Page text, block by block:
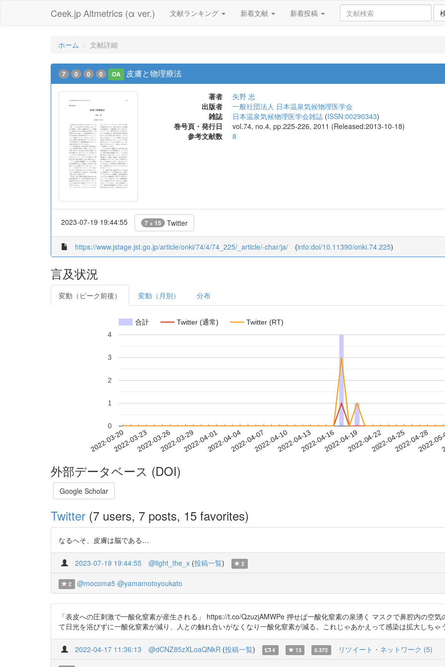
Ceek.jp Altmetrics (α ver.) 文献ランキング 新着文献 新着投稿
ホーム 文献詳細
7 0 0 0 OA 皮膚と物理療法
著者
矢野 忠
出版者
一般社団法人 日本温泉気候物理医学会
雑誌
日本温泉気候物理医学会雑誌 (ISSN:00290343)
巻号頁・発行日
vol.74, no.4, pp.225-226, 2011 (Released:2013-10-18)
参考文献数
8
2023-07-19 19:44:55 7 + 15 Twitter
https://www.jstage.jst.go.jp/article/onki/74/4/74_225/_article/-char/ja/ (info:doi/10.11390/onki.74.225)
言及状況
変動（ピーク前後） 変動（月別） 分布
合計 Twitter (通常) Twitter (RT)
2022-03-202022-03-232022-03-262022-03-292022-04-012022-04-042022-04-072022-04-102022-04-132022-04-162022-04-192022-04-222022-04-252022-04-28
2022-
0
1
2
3
4
外部データベース (DOI)
Google Scholar
Twitter (7 users, 7 posts, 15 favorites)
なるへそ、皮膚は脳である…
2023-07-19 19:44:55 @light_the_x (投稿一覧) 2
2 @mocoma5 @yamamotoyoukato
「表皮への圧刺激で一酸化窒素が産生される」 https://t.co/QzuzjAMWPe 押せば一酸化窒素の泉湧く マスクで鼻腔内の空
て日光を浴びずに一酸化窒素が減り、人との触れ合いがなくなり一酸化窒素が減る。これじゃあかえって感染は拡大しちゃう
2022-04-17 11:36:13 @dCNZ85zXLoaQNkR (投稿一覧) 4 13 0.372 リツイート・ネットワーク (5)